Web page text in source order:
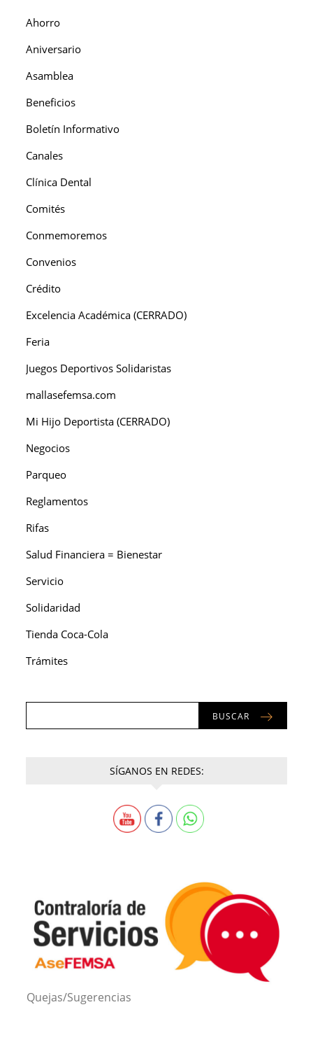
Ahorro
Aniversario
Asamblea
Beneficios
Boletín Informativo
Canales
Clínica Dental
Comités
Conmemoremos
Convenios
Crédito
Excelencia Académica (CERRADO)
Feria
Juegos Deportivos Solidaristas
mallasefemsa.com
Mi Hijo Deportista (CERRADO)
Negocios
Parqueo
Reglamentos
Rifas
Salud Financiera = Bienestar
Servicio
Solidaridad
Tienda Coca-Cola
Trámites
BUSCAR
SÍGANOS EN REDES:
Quejas/Sugerencias